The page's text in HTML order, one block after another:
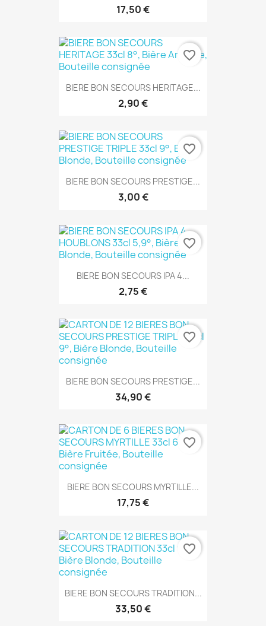
17,50 €
BIERE BON SECOURS HERITAGE...
2,90 €
favorite_border
BIERE BON SECOURS PRESTIGE...
3,00 €
favorite_border
BIERE BON SECOURS IPA 4...
2,75 €
favorite_border
BIERE BON SECOURS PRESTIGE...
34,90 €
favorite_border
BIERE BON SECOURS MYRTILLE...
17,75 €
favorite_border
BIERE BON SECOURS TRADITION...
33,50 €
favorite_border